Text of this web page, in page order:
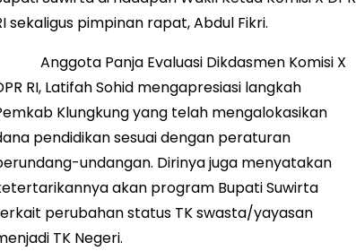
sekaligus pimpinan rapat, Abdul Fikri.
Anggota Panja Evaluasi Dikdasmen Komisi X
RI, Latifah Sohid mengapresiasi langkah
Klungkung yang telah mengalokasikan
pendidikan sesuai dengan peraturan
undangan. Dirinya juga menyatakan
akan program Bupati Suwirta
perubahan status TK swasta/yayasan
TK Negeri.